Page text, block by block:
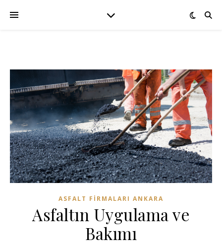
ASFALT FIRMALARI ANKARA
Asfaltın Uygulama ve
Bakımı